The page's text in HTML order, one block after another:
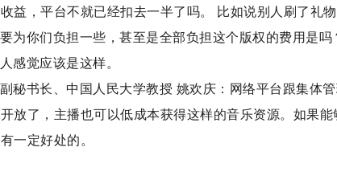
益，平台不就已经扣去一半了吗。 比如说别人刷了礼物
为你们负担一些，甚至是全部负担这个版权的费用是吗
感觉应该是这样。
秘书长、中国人民大学教授 姚欢庆：网络平台跟集体
放了，主播也可以低成本获得这样的音乐资源。如果
一定好处的。